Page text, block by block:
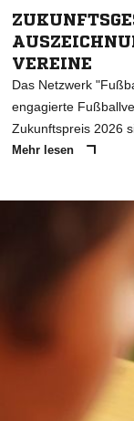
VEREINE
Das Netzwerk
engagierte
Zukunftspreis 2026
Mehr lesen